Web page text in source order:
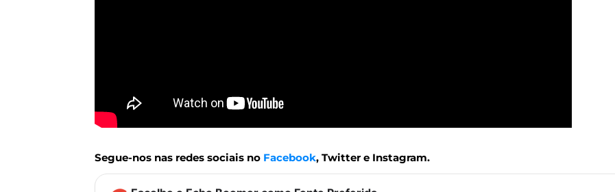
Segue-nos nas redes sociais no Facebook, Twitter e Instagram.